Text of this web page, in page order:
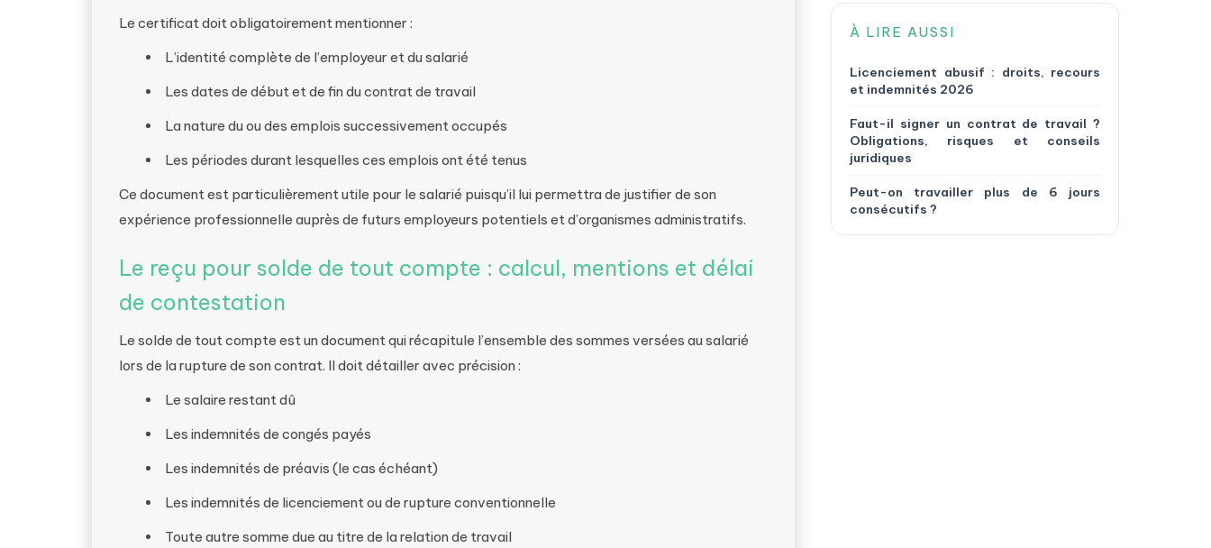
Le certificat doit obligatoirement mentionner :
L’identité complète de l’employeur et du salarié
Les dates de début et de fin du contrat de travail
La nature du ou des emplois successivement occupés
Les périodes durant lesquelles ces emplois ont été tenus
Ce document est particulièrement utile pour le salarié puisqu’il lui permettra de justifier de son
expérience professionnelle auprès de futurs employeurs potentiels et d’organismes administratifs.
Le reçu pour solde de tout compte : calcul, mentions et délai
de contestation
Le solde de tout compte est un document qui récapitule l’ensemble des sommes versées au salarié
lors de la rupture de son contrat. Il doit détailler avec précision :
Le salaire restant dû
Les indemnités de congés payés
Les indemnités de préavis (le cas échéant)
Les indemnités de licenciement ou de rupture conventionnelle
Toute autre somme due au titre de la relation de travail
À LIRE AUSSI
Licenciement abusif : droits, recours
et indemnités 2026
Faut-il signer un contrat de travail ?
Obligations, risques et conseils
juridiques
Peut-on travailler plus de 6 jours
consécutifs ?